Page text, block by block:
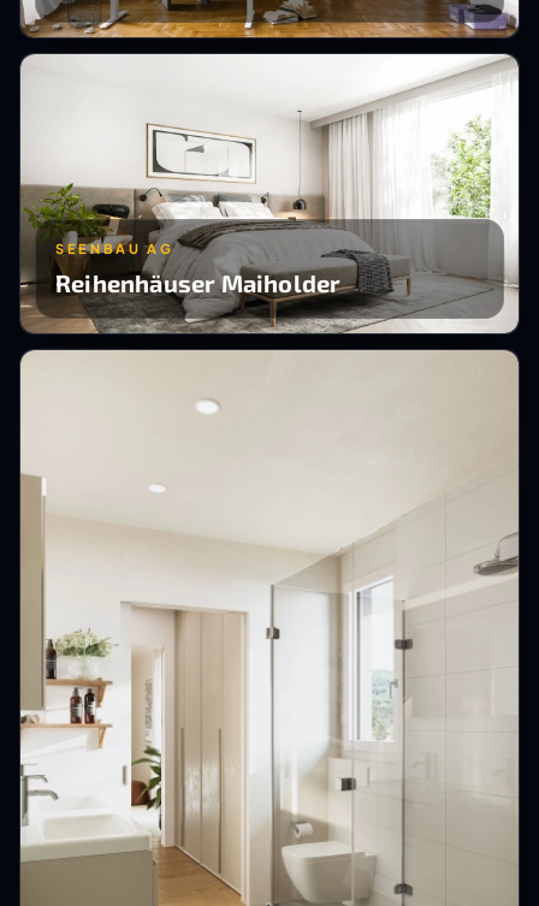
SEENBAU AG
Reihenhäuser Maiholder